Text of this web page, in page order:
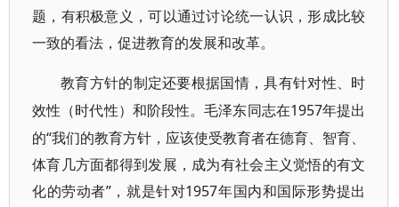
题，有积极意义，可以通过讨论统一认识，形成比较
一致的看法，促进教育的发展和改革。
教育方针的制定还要根据国情，具有针对性、时
效性（时代性）和阶段性。毛泽东同志在1957年提出
的“我们的教育方针，应该使受教育者在德育、智育、
体育几方面都得到发展，成为有社会主义觉悟的有文
化的劳动者”，就是针对1957年国内和国际形势提出